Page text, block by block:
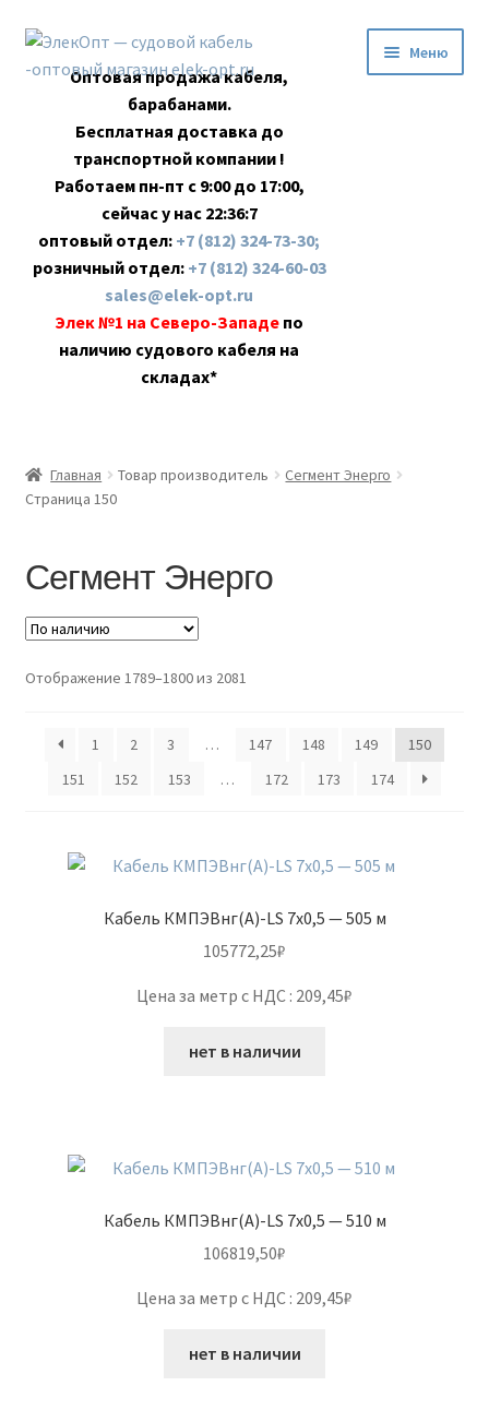
Перейти
к
Перейти
к
содержимому
Оптовая продажа кабеля,
барабанами.
Бесплатная доставка до
транспортной компании !
Работаем пн-пт с 9:00 до 17:00,
сейчас у нас 22:36:7
оптовый отдел: +7 (812) 324-73-30;
розничный отдел: +7 (812) 324-60-03
sales@elek-opt.ru
Элек №1 на Северо-Западе по
наличию судового кабеля на
складах*
Меню
Доставка и оплата
Контакты
Розница
Заказать отмотку
Главная Товар производитель
Сегмент Энерго
Страница 150
Сегмент Энерго
Отображение 1789–1800 из 2081
1 2 3 … 147 148 149
150
151
152 153 … 172 173 174
Кабель КМПЭВнг(А)-LS 7х0,5 — 505 м
105772,25₽
Цена за метр с НДС : 209,45₽
нет в наличии
Кабель КМПЭВнг(А)-LS 7х0,5 — 510 м
106819,50₽
Цена за метр с НДС : 209,45₽
нет в наличии